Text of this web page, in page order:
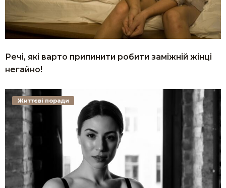
Речі, які варто припинити робити заміжній жінці
негайно!
Життєві поради